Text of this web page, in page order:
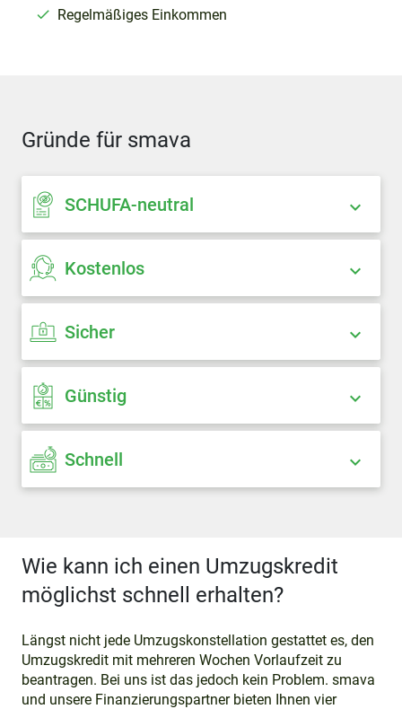
Regelmäßiges Einkommen
Gründe für smava
SCHUFA-neutral
Kostenlos
Sicher
Günstig
Schnell
Wie kann ich einen Umzugskredit
möglichst schnell erhalten?
Längst nicht jede Umzugskonstellation gestattet es, den
Umzugskredit mit mehreren Wochen Vorlaufzeit zu
beantragen. Bei uns ist das jedoch kein Problem. smava
und unsere Finanzierungspartner bieten Ihnen vier